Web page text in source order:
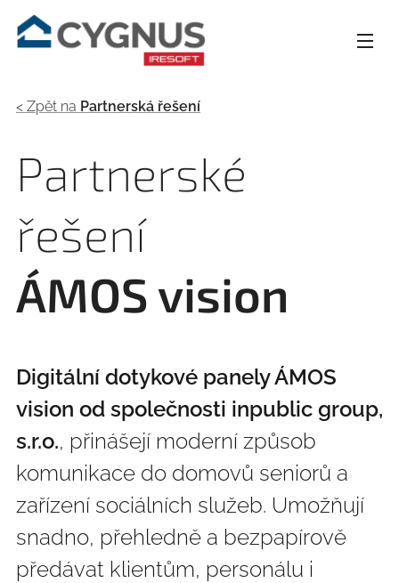
< Zpět na Partnerská řešení
Partnerské
řešení
ÁMOS vision
Digitální dotykové panely ÁMOS
vision od společnosti inpublic group,
s.r.o., přinášejí moderní způsob
komunikace do domovů seniorů a
zařízení sociálních služeb. Umožňují
snadno, přehledně a bezpapírově
předávat klientům, personálu i